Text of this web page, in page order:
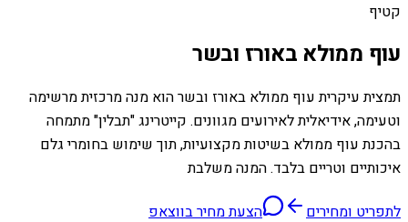
קטיף
עוף ממולא באורז ובשר
תמצית עיקרית עוף ממולא באורז ובשר הוא מנה מרכזית מרשימה
וטעימה, אידיאלית לאירועים מגוונים. קייטרינג "תבלין" מתמחה
בהכנת עוף ממולא בשיטות מקצועיות, תוך שימוש בחומרי גלם
איכותיים וטריים בלבד. המנה משלבת
לתפריט ומחירים
הצעת מחיר בווצאפ